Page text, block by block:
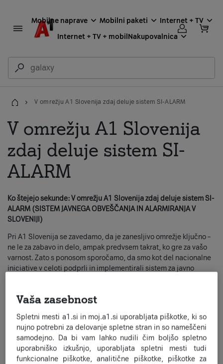
Mobilne naprave Mobilni paketi
Internet + TV
Internet + TV + mobilNakupovalnica
Domov
V omrežju A1 Slovenija zdaj deluje sistem SI-ALARM
V omrežju A1 Slovenija
zdaj deluje sistem SI-
ALARM
Ko štejejo sekunde: V omrežju A1 Slovenija zdaj deluje sistem SI-
ALARM (SISTEM JAVNEGA OBVEŠČANJA IN ALARMIRANJA V
SLOVENIJI)
Pri A1 Slovenija se zavedamo, da je zanesljivo omrežje ključno –
ne le za zabavo in delo, ampak predvsem takrat, ko gre za vašo
varnost. Zato s ponosom sporočamo, da smo kot del nacionalne
iniciative v celoti podprli in implementirali sistem za javno
Naravne in druge nesreče se ne napovedo, zato je ključno, da
Kaj je SI-ALARM?SI-ALARM je nacionalni sistem, ki ga upravlja
Uprava RS za zaščito in reševanje. Omogoča, da vsi uporabniki
na določenem geografskem območju prejmejo nujno opozorilo
neposredno na svoj mobilni telefon.
Vaša zasebnost
Spletni mesti a1.si in moj.a1.si uporabljata piškotke, ki so
nujno potrebni za delovanje spletne stran in so nameščeni
samodejno. Da bi vam lahko nudili čim boljšo spletno
uporabniško izkušnjo, uporabljata spletni mesti tudi
funkcionalne piškotke, analitične piškotke, piškotke za